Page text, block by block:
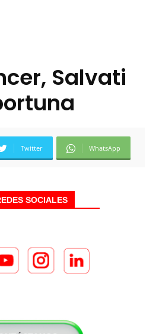
Salvati
Twitter WhatsApp
SOCIALES